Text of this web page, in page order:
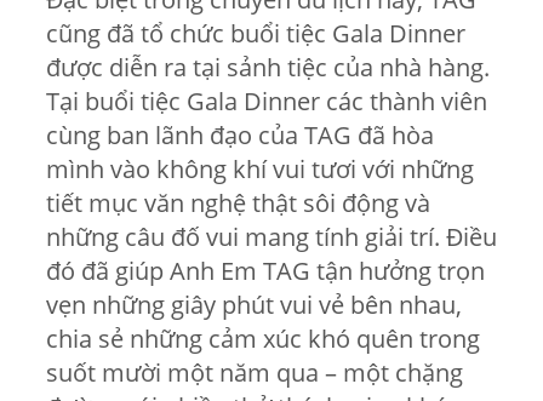
cũng đã tổ chức buổi tiệc Gala Dinner
được diễn ra tại sảnh tiệc của nhà hàng.
Tại buổi tiệc Gala Dinner các thành viên
cùng ban lãnh đạo của TAG đã hòa
mình vào không khí vui tươi với những
tiết mục văn nghệ thật sôi động và
những câu đố vui mang tính giải trí. Điều
đó đã giúp Anh Em TAG tận hưởng trọn
vẹn những giây phút vui vẻ bên nhau,
chia sẻ những cảm xúc khó quên trong
suốt mười một năm qua – một chặng